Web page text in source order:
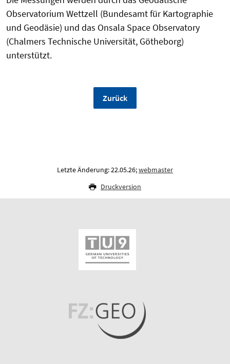
Observatorium Wettzell (Bundesamt für Kartographie
und Geodäsie) und das Onsala Space Observatory
(Chalmers Technische Universität, Götheborg)
unterstützt.
Zurück
Letzte Änderung: 22.05.26;webmaster
Druckversion